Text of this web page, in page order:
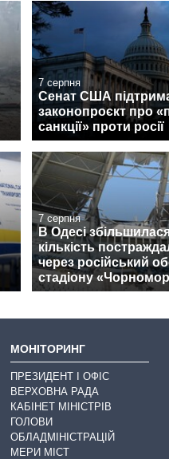
7 серпня
Сенат США
законопроєкт про
санкції» проти росії
7 серпня
В Одесі
кількість
через російський
стадіону
МОНІТОРИНГ
ПРЕЗИДЕНТ І ОФІС
ВЕРХОВНА РАДА
КАБІНЕТ МІНІСТРІВ
ГОЛОВИ
ОБЛАДМІНІСТРАЦІЙ
МЕРИ МІСТ